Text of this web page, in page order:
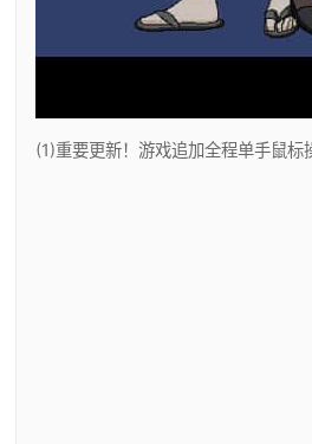
(1)重要更新！游戏追加全程单手鼠标